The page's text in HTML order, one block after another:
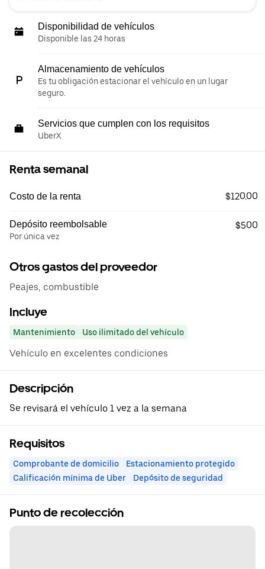
Disponibilidad de vehículos
Disponible las 24 horas
Almacenamiento de vehículos
Es tu obligación estacionar el vehículo en un lugar
seguro.
Servicios que cumplen con los requisitos
UberX
Renta semanal
Costo de la renta $120.00
Depósito reembolsable
Por única vez
$500
Otros gastos del proveedor
Peajes, combustible
Incluye
Mantenimiento Uso ilimitado del vehículo
Vehículo en excelentes condiciones
Descripción
Se revisará el vehículo 1 vez a la semana
Requisitos
Comprobante de domicilio
Estacionamiento protegido
Calificación mínima de Uber
Depósito de seguridad
Punto de recolección